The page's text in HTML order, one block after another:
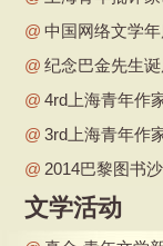
@ 中国网络文学
@ 纪念巴金先生
@ 4rd上海青年作
@ 3rd上海青年作
@ 2014巴黎图书
文学活动